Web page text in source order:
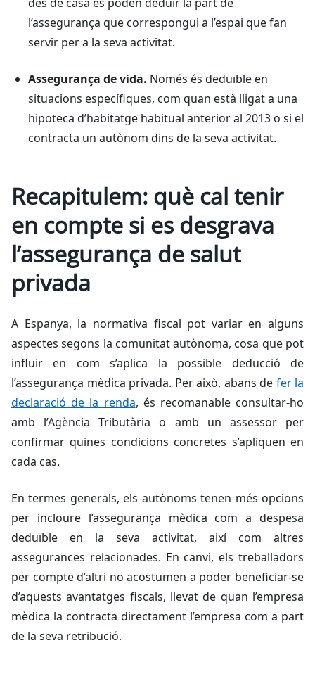
l’assegurança que correspongui a l’espai que fan
servir per a la seva activitat.
Assegurança de vida. Només és deduïble en
situacions específiques, com quan està lligat a una
hipoteca d’habitatge habitual anterior al 2013 o si el
contracta un autònom dins de la seva activitat.
Recapitulem: què cal tenir
en compte si es desgrava
l’assegurança de salut
privada
A Espanya, la normativa fiscal pot variar en alguns
aspectes segons la comunitat autònoma, cosa que pot
influir en com s’aplica la possible deducció de
l’assegurança mèdica privada. Per això, abans de fer la
declaració de la renda, és recomanable consultar-ho
amb l’Agència Tributària o amb un assessor per
confirmar quines condicions concretes s’apliquen en
cada cas.
En termes generals, els autònoms tenen més opcions
per incloure l’assegurança mèdica com a despesa
deduïble en la seva activitat, així com altres
assegurances relacionades. En canvi, els treballadors
per compte d’altri no acostumen a poder beneficiar-se
d’aquests avantatges fiscals, llevat de quan l’empresa
mèdica la contracta directament l’empresa com a part
de la seva retribució.